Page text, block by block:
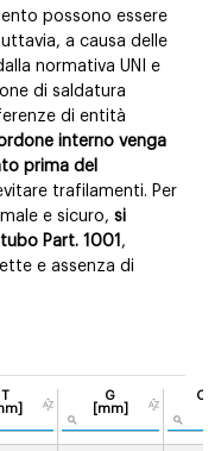
possono essere
a causa delle
normativa UNI e
di saldatura
di entità
interno venga
prima del
trafilamenti. Per
e sicuro, si
Part. 1001 ,
e assenza di
T
G
[mm]